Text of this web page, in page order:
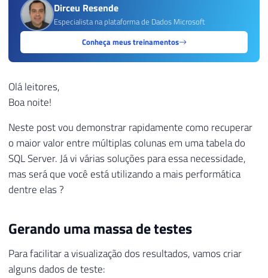
Dirceu Resende
Especialista na plataforma de Dados Microsoft
Conheça meus treinamentos
Olá leitores,
Boa noite!
Neste post vou demonstrar rapidamente como recuperar
o maior valor entre múltiplas colunas em uma tabela do
SQL Server. Já vi várias soluções para essa necessidade,
mas será que você está utilizando a mais performática
dentre elas ?
Gerando uma massa de testes
Para facilitar a visualização dos resultados, vamos criar
alguns dados de teste: